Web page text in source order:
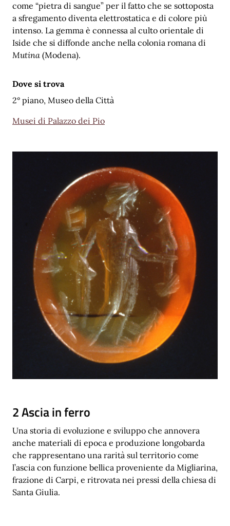
come “pietra di sangue” per il fatto che se sottoposta
a sfregamento diventa elettrostatica e di colore più
intenso. La gemma è connessa al culto orientale di
Iside che si diffonde anche nella colonia romana di
Mutina (Modena).
Dove si trova
2° piano, Museo della Città
Musei di Palazzo dei Pio
2 Ascia in ferro
Una storia di evoluzione e sviluppo che annovera
anche materiali di epoca e produzione longobarda
che rappresentano una rarità sul territorio come
l’ascia con funzione bellica proveniente da Migliarina,
frazione di Carpi, e ritrovata nei pressi della chiesa di
Santa Giulia.